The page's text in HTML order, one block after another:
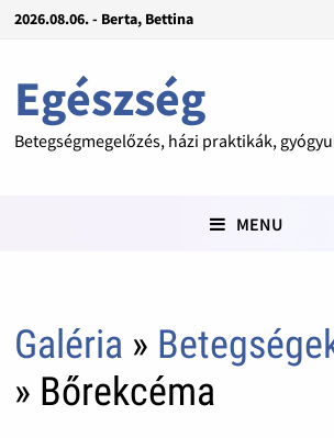
2026.08.06. - Berta, Bettina
Egészség
Betegségmegelőzés, házi praktikák,
MENU
Galéria »
» Bőrekcéma